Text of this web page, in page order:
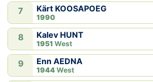
7 Kärt KOOSAPOEG
1990
8 Kalev HUNT
1951 West
9 Enn AEDNA
1944West